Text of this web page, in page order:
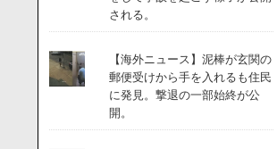
される。
【海外ニュース】泥棒が玄関の
郵便受けから手を入れるも住民
に発見。撃退の一部始終が公
開。